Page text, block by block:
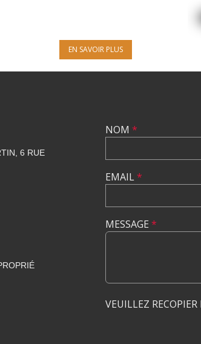
EN SAVOIR PLUS
6 RUE
NOM *
EMAIL*
MESSAGE *
VEUILLEZ RECOPIER